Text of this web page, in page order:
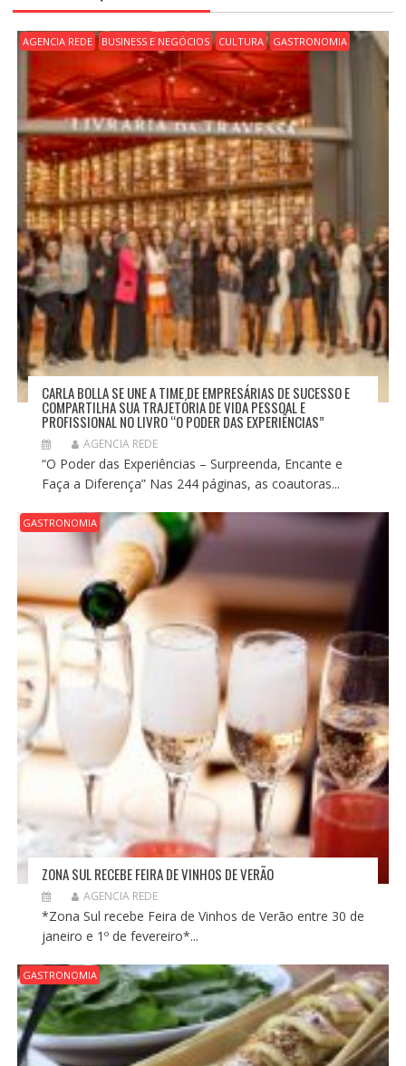
O
D
S
T
AGENCIA REDE BUSINESS E NEGÓCIOS CULTURA GASTRONOMIA
CARLA BOLLA SE UNE A TIME DE EMPRESÁRIAS DE SUCESSO E
COMPARTILHA SUA TRAJETÓRIA DE VIDA PESSOAL E
PROFISSIONAL NO LIVRO “O PODER DAS EXPERIÊNCIAS”
AGENCIA REDE
“O Poder das Experiências – Surpreenda, Encante e
Faça a Diferença” Nas 244 páginas, as coautoras...
GASTRONOMIA
ZONA SUL RECEBE FEIRA DE VINHOS DE VERÃO
AGENCIA REDE
*Zona Sul recebe Feira de Vinhos de Verão entre 30 de
janeiro e 1º de fevereiro*...
GASTRONOMIA